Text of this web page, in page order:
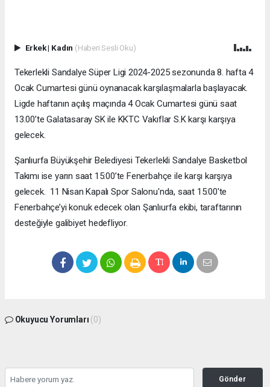
Erkek| Kadın (Haberi Sesli Oku)
Tekerlekli Sandalye Süper Ligi 2024-2025 sezonunda 8. hafta 4
Ocak Cumartesi günü oynanacak karşılaşmalarla başlayacak.
Ligde haftanın açılış maçında 4 Ocak Cumartesi günü saat
13.00’te Galatasaray SK ile KKTC Vakıflar S.K karşı karşıya
gelecek.
Şanlıurfa Büyükşehir Belediyesi Tekerlekli Sandalye Basketbol
Takımı ise yarın saat 15:00’te Fenerbahçe ile karşı karşıya
gelecek. 11 Nisan Kapalı Spor Salonu'nda, saat 15:00'te
Fenerbahçe’yi konuk edecek olan Şanlıurfa ekibi, taraftarının
desteğiyle galibiyet hedefliyor.
Okuyucu Yorumları (0)
Gönder